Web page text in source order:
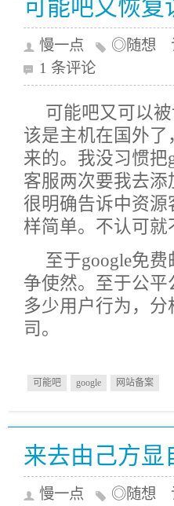
可能吧又恢复
慢一点 ◎随想
1 条评论
可能吧又可以
该是主机在国外
来的。我没习惯把
客服两次要我去
很明确告诉中资
样简单。不认可就
至于google免
争使然。至于公平
多少用户行为，
司。
可能吧 google 网站备案
来去由己方显
慢一点 ◎随想